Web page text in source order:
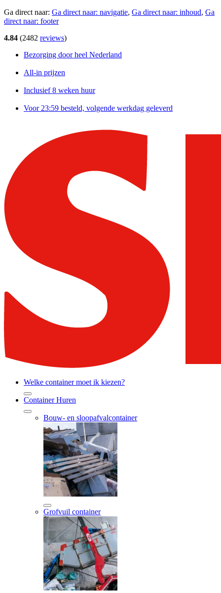
Ga direct naar: Ga direct naar: navigatie, Ga direct naar: inhoud, Ga
direct naar: footer
4.84 (2482 reviews)
Bezorging door heel Nederland
All-in prijzen
Inclusief 8 weken huur
Voor 23:59 besteld, volgende werkdag geleverd
Welke container moet ik kiezen?
Container Huren
Bouw- en sloopafvalcontainer
Grofvuil container